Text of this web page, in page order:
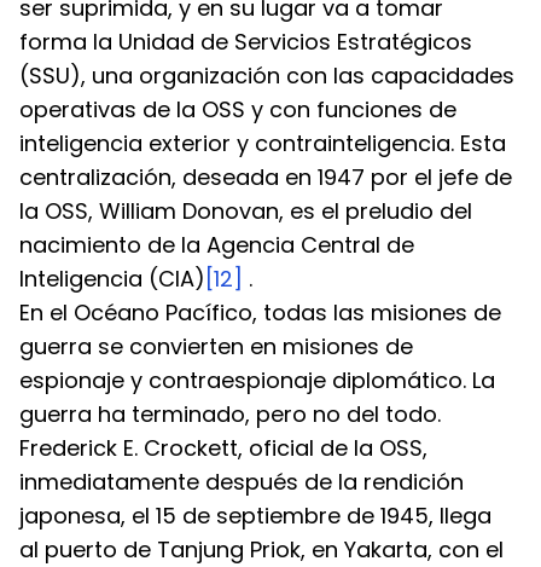
ser suprimida, y en su lugar va a tomar
forma la Unidad de Servicios Estratégicos
(SSU), una organización con las capacidades
operativas de la OSS y con funciones de
inteligencia exterior y contrainteligencia. Esta
centralización, deseada en 1947 por el jefe de
la OSS, William Donovan, es el preludio del
nacimiento de la Agencia Central de
Inteligencia (CIA) [12] .
En el Océano Pacífico, todas las misiones de
guerra se convierten en misiones de
espionaje y contraespionaje diplomático. La
guerra ha terminado, pero no del todo.
Frederick E. Crockett, oficial de la OSS,
inmediatamente después de la rendición
japonesa, el 15 de septiembre de 1945, llega
al puerto de Tanjung Priok, en Yakarta, con el